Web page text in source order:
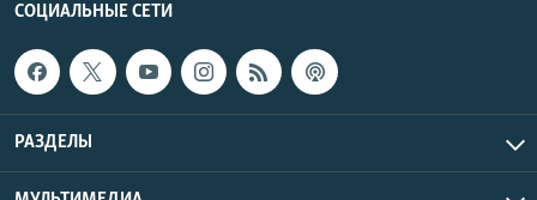
СОЦИАЛЬНЫЕ СЕТИ
РАЗДЕЛЫ